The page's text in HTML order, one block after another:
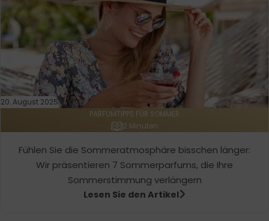
20. August 2025
PARFUMTIPPS FÜR SOMMER
2 Minuten
Fühlen Sie die Sommeratmosphäre bisschen länger:
Wir präsentieren 7 Sommerparfums, die Ihre
Sommerstimmung verlängern
Lesen Sie den Artikel